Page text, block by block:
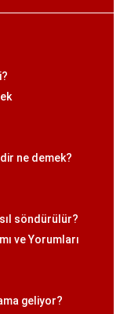
ne demek?
söndürülür?
ve Yorumları
geliyor?